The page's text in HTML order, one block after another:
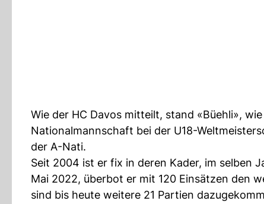
Wie der HC Davos mitteilt, stand «Büehli»,
Nationalmannschaft bei der U18-
der A-Nati.
Seit 2004 ist er fix in deren Kader, im selben
Mai 2022, überbot er mit 120 Einsätzen den
sind bis heute weitere 21 Partien